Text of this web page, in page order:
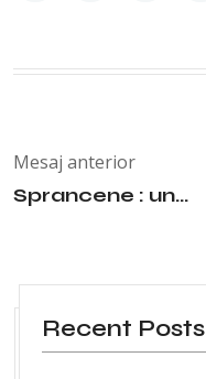
Mesaj anterior
Sprancene : un...
Recent Posts